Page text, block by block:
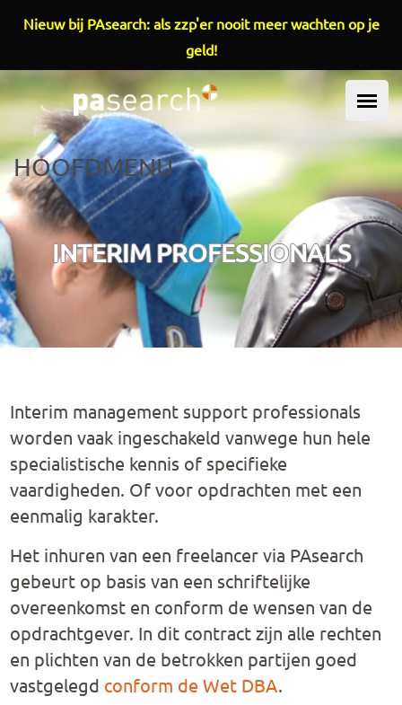
Overslaan en naar de inhoud gaan
HOOFDMENU
INTERIM PROFESSIONALS
Interim management support professionals
worden vaak ingeschakeld vanwege hun hele
specialistische kennis of specifieke
vaardigheden. Of voor opdrachten met een
eenmalig karakter.
Het inhuren van een freelancer via PAsearch
gebeurt op basis van een schriftelijke
overeenkomst en conform de wensen van de
opdrachtgever. In dit contract zijn alle rechten
en plichten van de betrokken partijen goed
vastgelegd conform de Wet DBA.
Nieuw bij PAsearch: als zzp'er nooit meer wachten op je
geld!